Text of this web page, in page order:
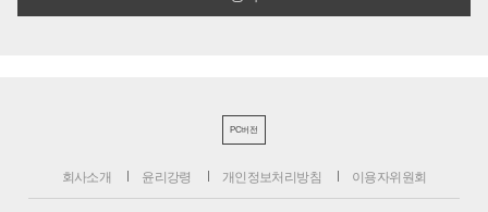
PC버전
회사소개 윤리강령 개인정보처리방침 이용자위원회